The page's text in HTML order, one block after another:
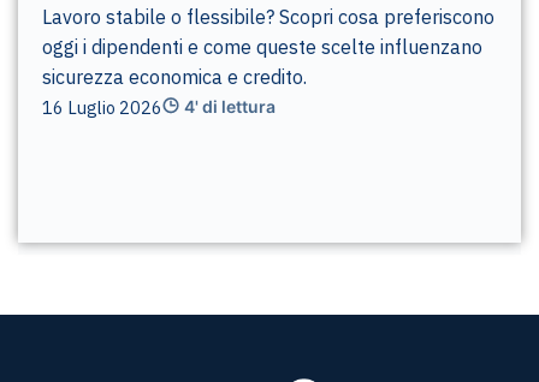
Lavoro stabile o flessibile? Scopri cosa preferiscono
oggi i dipendenti e come queste scelte influenzano
sicurezza economica e credito.
16 Luglio 2026 4' di lettura